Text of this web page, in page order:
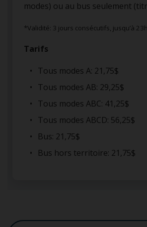
modes) ou au bus seulement
*Validité: 3 jours consécutifs, jusqu’à
Tarifs
Tous modes A: 21,75$
Tous modes AB: 29,25$
Tous modes ABC: 41,25$
Tous modes ABCD: 56,25$
Bus: 21,75$
Bus hors territoire: 21,75$